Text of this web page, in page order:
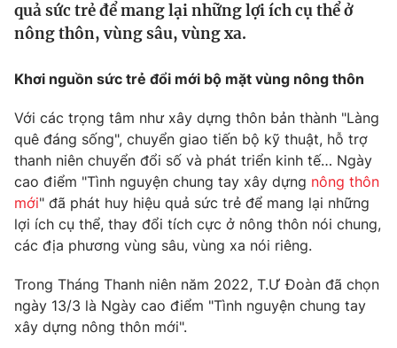
Thế giới
Câu chuyện quốc tế
Kinh tế
Tài chính
Thị trường
Góc doanh nghiệp
Dữ liệu và đời sống
Truyền hình
Phim VTV
Hậu trường
Nhân vật
Khán giả
Giải trí
Âm nhạc
Đời sống
Du lịch
Giáo dục
quả sức trẻ để mang lại những lợi ích cụ thể ở
nông thôn, vùng sâu, vùng xa.
Khơi nguồn sức trẻ đổi mới bộ mặt vùng nông thôn
Với các trọng tâm như xây dựng thôn bản thành "Làng
quê đáng sống", chuyển giao tiến bộ kỹ thuật, hỗ trợ
thanh niên chuyển đổi số và phát triển kinh tế… Ngày
cao điểm "Tình nguyện chung tay xây dựng nông thôn
mới" đã phát huy hiệu quả sức trẻ để mang lại những
lợi ích cụ thể, thay đổi tích cực ở nông thôn nói chung,
các địa phương vùng sâu, vùng xa nói riêng.
Trong Tháng Thanh niên năm 2022, T.Ư Đoàn đã chọn
ngày 13/3 là Ngày cao điểm "Tình nguyện chung tay
xây dựng nông thôn mới".